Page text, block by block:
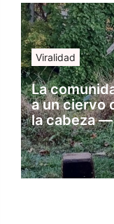
Viralidad
La
a un ciervo
la cabeza